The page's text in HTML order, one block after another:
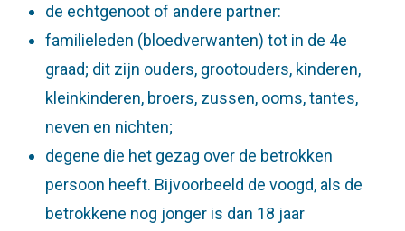
de echtgenoot of andere partner:
familieleden (bloedverwanten) tot in de 4e
graad; dit zijn ouders, grootouders, kinderen,
kleinkinderen, broers, zussen, ooms, tantes,
neven en nichten;
degene die het gezag over de betrokken
persoon heeft. Bijvoorbeeld de voogd, als de
betrokkene nog jonger is dan 18 jaar